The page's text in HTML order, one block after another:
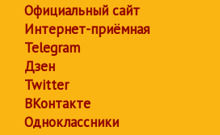
Официальный сайт
Интернет-приёмная
Telegram
Дзен
Twitter
ВКонтакте
Одноклассники